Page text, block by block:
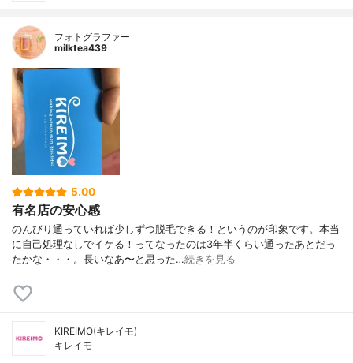
フォトグラファー
milktea439
5.00
有名店の安心感
のんびり通っていれば少しずつ脱毛できる！というのが印象です。本当
に自己処理なしでイケる！ってなったのは3年半くらい通ったあとだっ
たかな・・・。長いなあ〜と思った…続きを見る
KIREIMO(キレイモ)
キレイモ